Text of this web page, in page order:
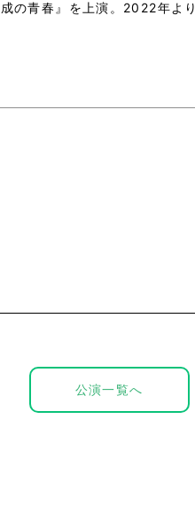
の青春』を上演。2022年よ
公演一覧へ